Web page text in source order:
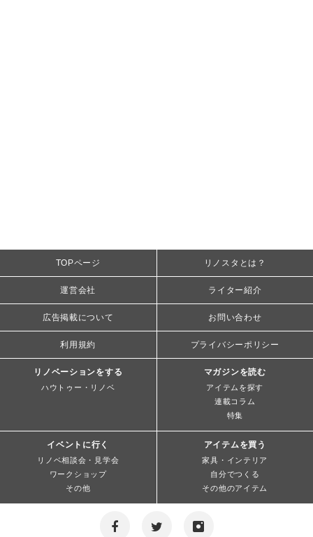
TOPページ リノスタとは？
運営会社 ライター紹介
広告掲載について お問い合わせ
利用規約 プライバシーポリシー
リノベーションをする
ハウトゥー・リノベ
マガジンを読む
アイテムを探す
連載コラム
特集
イベントに行く
リノベ相談会・見学会
ワークショップ
その他
アイテムを買う
家具・インテリア
自分でつくる
その他のアイテム